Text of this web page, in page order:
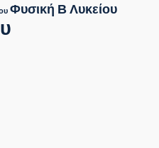
Φυσική Β Λυκείου